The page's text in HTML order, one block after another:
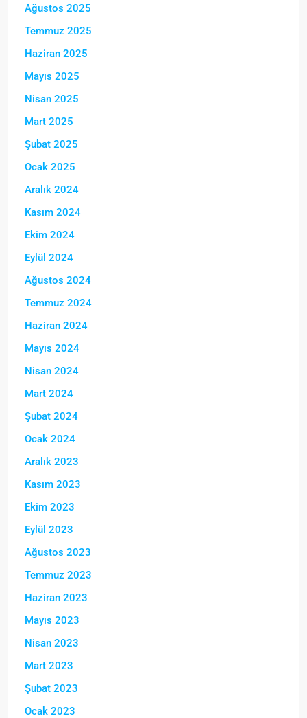
Ağustos 2025
Temmuz 2025
Haziran 2025
Mayıs 2025
Nisan 2025
Mart 2025
Şubat 2025
Ocak 2025
Aralık 2024
Kasım 2024
Ekim 2024
Eylül 2024
Ağustos 2024
Temmuz 2024
Haziran 2024
Mayıs 2024
Nisan 2024
Mart 2024
Şubat 2024
Ocak 2024
Aralık 2023
Kasım 2023
Ekim 2023
Eylül 2023
Ağustos 2023
Temmuz 2023
Haziran 2023
Mayıs 2023
Nisan 2023
Mart 2023
Şubat 2023
Ocak 2023